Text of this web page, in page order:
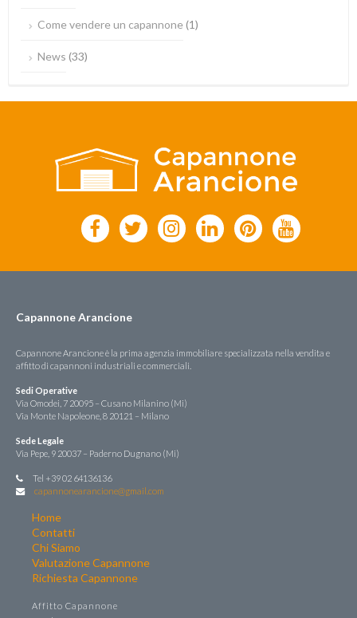
Come vendere un capannone (1)
News (33)
Capannone Arancione
Capannone Arancione è la prima agenzia immobiliare specializzata nella vendita e
affitto di capannoni industriali e commerciali.
Sedi Operative
Via Omodei, 7 20095 – Cusano Milanino (Mi)
Via Monte Napoleone, 8 20121 – Milano
Sede Legale
Via Pepe, 9 20037 – Paderno Dugnano (Mi)
Tel +39 02 64136136
capannonearancione@gmail.com
Home
Contatti
Chi Siamo
Valutazione Capannone
Richiesta Capannone
Affitto Capannone